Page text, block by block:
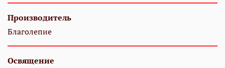
Производитель
Благолепие
Освящение